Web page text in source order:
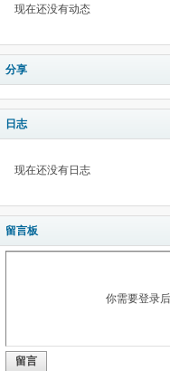
现在还没有动态
分享
日志
现在还没有日志
留言板
你需要登录
留言